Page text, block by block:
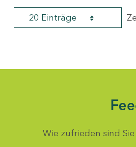
20 Einträge
Wie zufrieden sind